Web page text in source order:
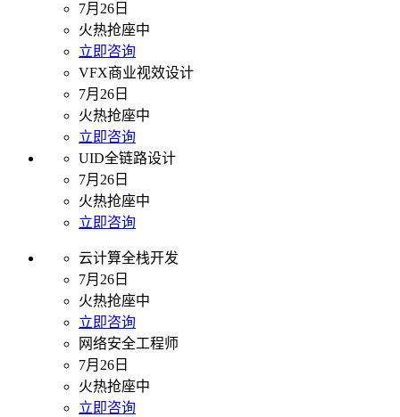
7月26日
火热抢座中
立即咨询
VFX商业视效设计
7月26日
火热抢座中
立即咨询
UID全链路设计
7月26日
火热抢座中
立即咨询
云计算全栈开发
7月26日
火热抢座中
立即咨询
网络安全工程师
7月26日
火热抢座中
立即咨询